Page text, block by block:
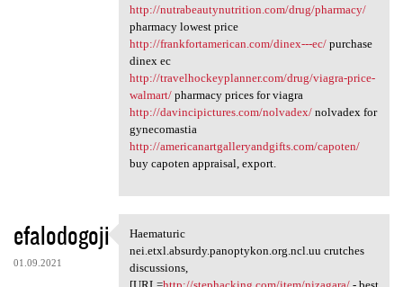
http://nutrabeautynutrition.com/drug/pharmacy/
pharmacy lowest price
http://frankfortamerican.com/dinex---ec/purchase
dinex ec
http://travelhockeyplanner.com/drug/viagra-price-
walmart/pharmacy prices for viagra
http://davincipictures.com/nolvadex/nolvadex for
gynecomastia
http://americanartgalleryandgifts.com/capoten/
buy capoten appraisal, export.
efalodogoji
01.09.2021
Haematuric nei.etxl.absurdy
Haematuric
nei.etxl.absurdy.panoptykon.org.ncl.uu crutches
discussions,